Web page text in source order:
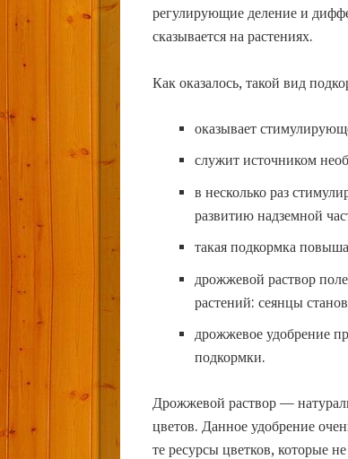
регулирующие деление и
сказывается на растениях.
Как оказалось, такой вид
оказывает
служит источником
в несколько раз
развитию надземной
такая подкормка
дрожжевой раствор
растений: сеянцы
дрожжевое удобрение
подкормки.
Дрожжевой раствор —
цветов. Данное удобрение
те ресурсы цветков, которые